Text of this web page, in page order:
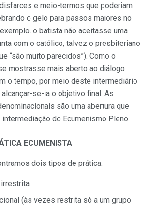
e meio-termos que poderiam
o gelo para passos maiores no
o batista não aceitasse uma
com o católico, talvez o presbiteriano
“são muito parecidos”). Como o
mostrasse mais aberto ao diálogo
o tempo, por meio deste intermediário
se-ia o objetivo final. As
são uma abertura que
do Ecumenismo Pleno.
ECUMENISTA
dois tipos de prática:
irrestrita
(às vezes restrita só a um grupo